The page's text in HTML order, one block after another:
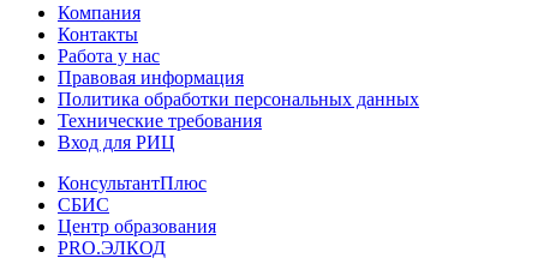
Компания
Контакты
Работа у нас
Правовая информация
Политика обработки персональных данных
Технические требования
Вход для РИЦ
КонсультантПлюс
СБИС
Центр образования
PRO.ЭЛКОД